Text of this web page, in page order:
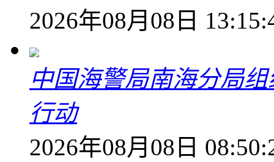
2026年08月08日
中国海警局南海分局
行动
2026年08月08日